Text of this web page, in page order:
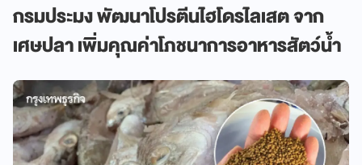
กรมประมง พัฒนาโปรตีนไฮโดรไลเสต จาก
เศษปลา เพิ่มคุณค่าโภชนาการอาหารสัตว์น้ำ